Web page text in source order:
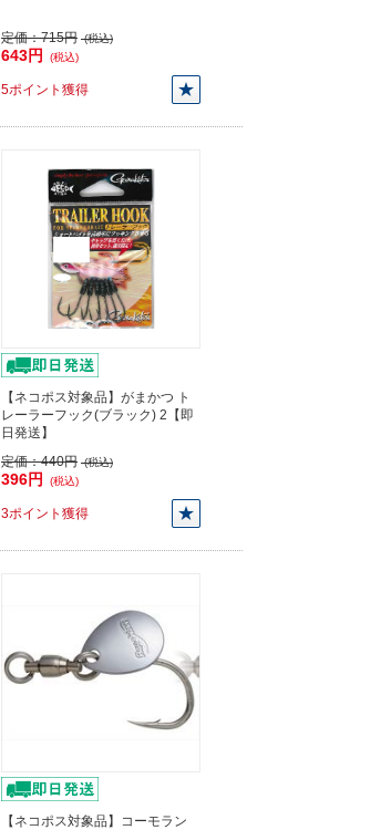
定価：715円 (税込)
643円 (税込)
5ポイント獲得
【ネコポス対象品】がまかつ ト
レーラーフック(ブラック) 2【即
日発送】
定価：440円 (税込)
396円 (税込)
3ポイント獲得
【ネコポス対象品】コーモラン